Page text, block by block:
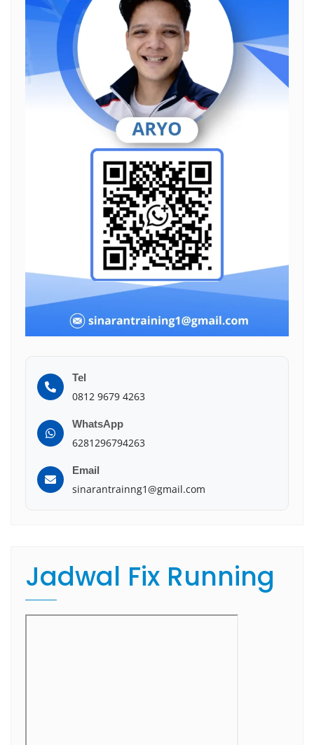
Tel
0812 9679 4263
WhatsApp
6281296794263
Email
sinarantrainng1@gmail.com
Jadwal Fix Running